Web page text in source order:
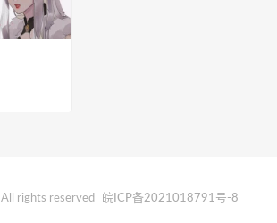
All rights reserved 皖ICP备2021018791号-8